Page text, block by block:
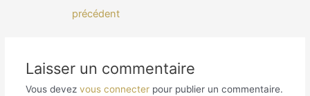
précédent
Laisser un commentaire
Vous devez vous connecterpour publier un commentaire.